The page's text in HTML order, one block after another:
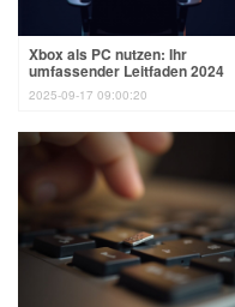
Xbox als PC nutzen: Ihr
umfassender Leitfaden 2024
2025-09-17 09:00:20